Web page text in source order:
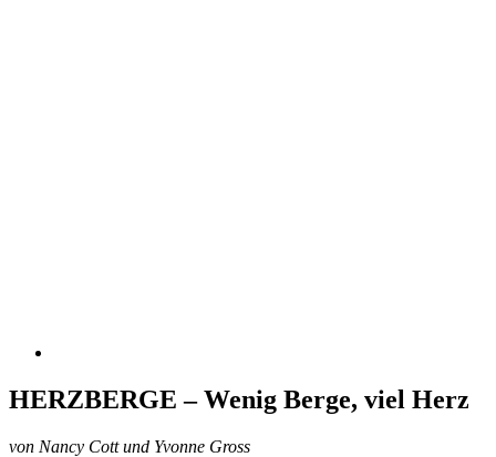
HERZBERGE – Wenig Berge, viel Herz
von Nancy Cott und Yvonne Gross